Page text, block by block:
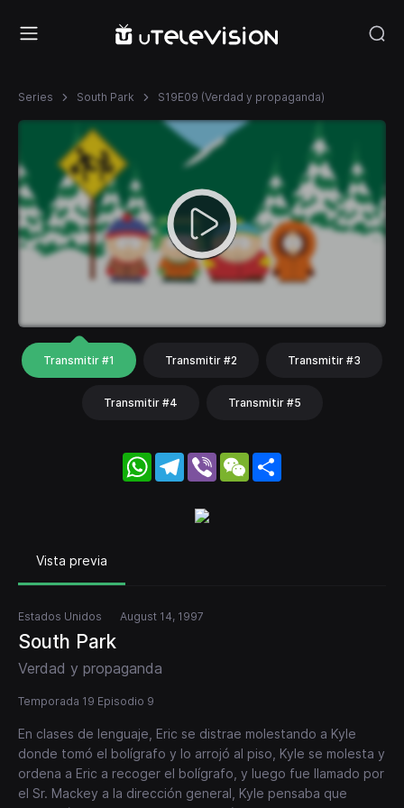
Series South Park S19E09 (Verdad y propaganda)
Transmitir #1 Transmitir #2 Transmitir #3
Transmitir #4 Transmitir #5
WhatsApp
Telegram
Viber WeChat
Vista previa
Estados Unidos August 14, 1997
South Park
Verdad y propaganda
Temporada 19 Episodio 9
En clases de lenguaje, Eric se distrae molestando a Kyle
donde tomó el bolígrafo y lo arrojó al piso, Kyle se molesta y
ordena a Eric a recoger el bolígrafo, y luego fue llamado por
el Sr. Mackey a la dirección general, Kyle pensaba que